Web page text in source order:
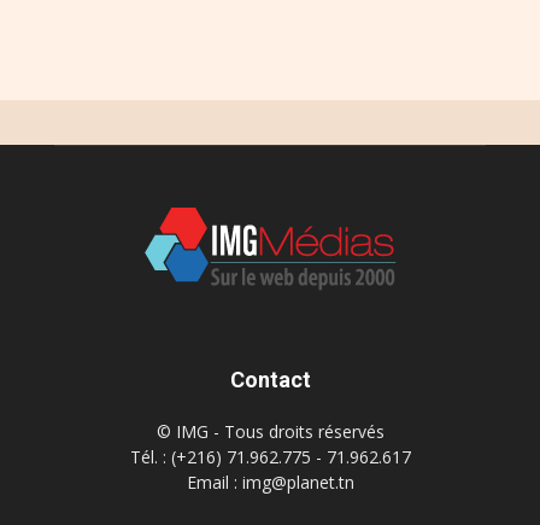
Contact
© IMG - Tous droits réservés
Tél. : (+216) 71.962.775 - 71.962.617
Email : img@planet.tn